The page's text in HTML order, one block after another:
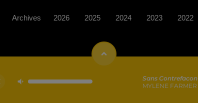
Sans Contrefacon
MYLENE FARMER
Archives 2026 2025 2024 2023 2022